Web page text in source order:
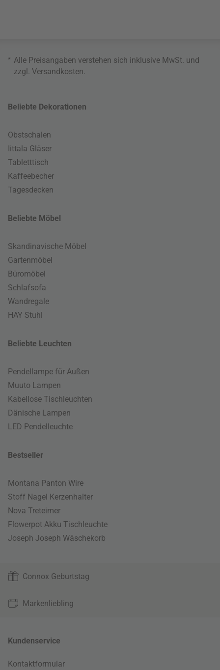
* Alle Preisangaben verstehen sich inklusive MwSt. und
zzgl. Versandkosten
Beliebte Dekorationen
Obstschalen
Iittala Gläser
Tabletttisch
Kaffeebecher
Tagesdecken
Beliebte Möbel
Skandinavische Möbel
Gartenmöbel
Büromöbel
Schlafsofa
Wandregale
HAY Stuhl
Beliebte Leuchten
Pendellampe für Außen
Muuto Lampen
Kabellose Tischleuchten
Dänische Lampen
LED Pendelleuchte
Bestseller
Montana Panton Wire
Stoff Nagel Kerzenhalter
Nova Treteimer
Flowerpot Akku Tischleuchte
Joseph Joseph Wäschekorb
Connox Geburtstag
Markenliebling
Kundenservice
Kontaktformular